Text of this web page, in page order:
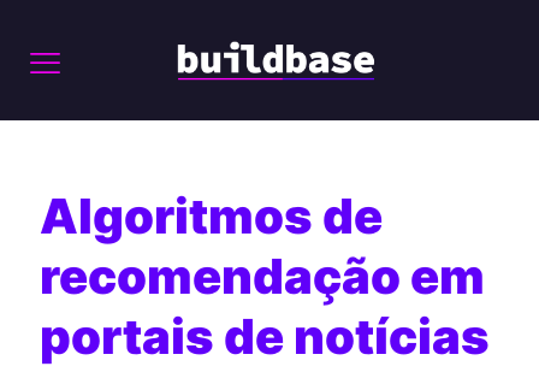
Algoritmos de
recomendação em
portais de notícias